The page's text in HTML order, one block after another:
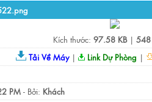
Kích thước: 97.58 KB| 548
Tải Về Máy| Link Dự Phòng |
PM - Bởi: Khách